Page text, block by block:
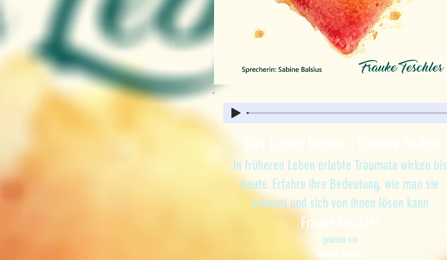
In früheren Leben erlebte Traumata wirken bis
heute. Erfahre ihre Bedeutung, wie man sie
erkennt und sich von ihnen lösen kann
Frauke Teschler
gelesen von
Sabine Blasius